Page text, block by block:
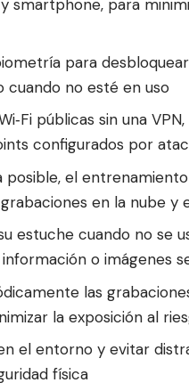
smartphone, para
para
cuando no esté en uso
públicas sin una
configurados por
posible, el
en la nube
estuche cuando no se
o imágenes
las
la exposición al
el entorno y evitar
física